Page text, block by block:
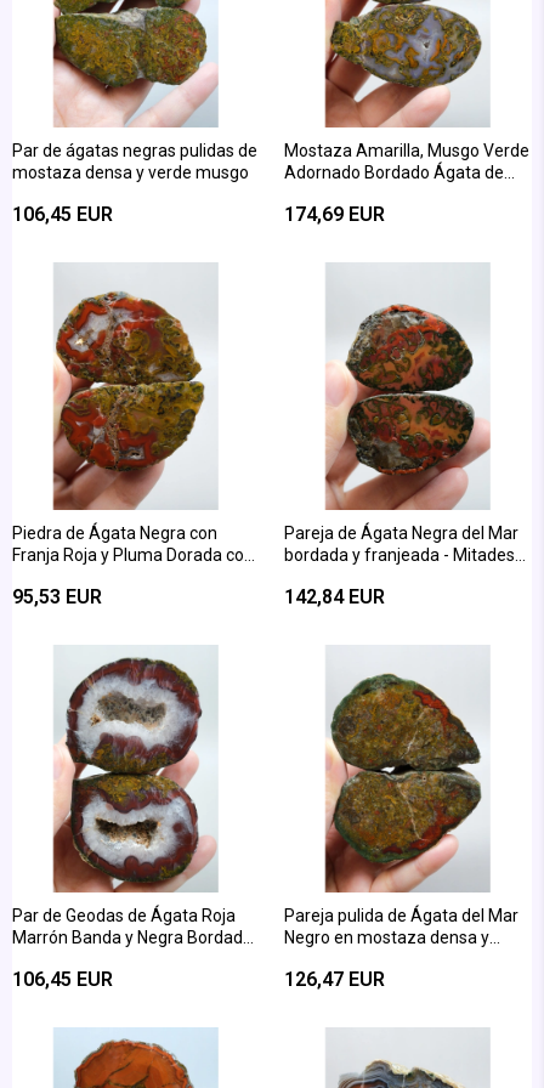
Par de ágatas negras pulidas de
mostaza densa y verde musgo
106,45 EUR
Mostaza Amarilla, Musgo Verde
Adornado Bordado Ágata de
174,69 EUR
Piedra de Ágata Negra con
Franja Roja y Pluma Dorada con
95,53 EUR
Pareja de Ágata Negra del Mar
bordada y franjeada - Mitades
Coral Ardiente
142,84 EUR
Par de Geodas de Ágata Roja
Marrón Banda y Negra Bordada
106,45 EUR
Pareja pulida de Ágata del Mar
Negro en mostaza densa y
126,47 EUR